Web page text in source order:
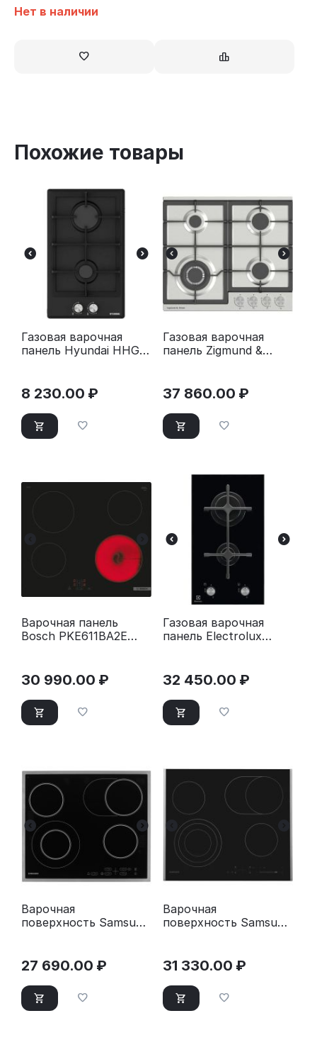
Нет в наличии
Похожие товары
Газовая варочная
панель Hyundai HHG
8 230.00 ₽
Газовая варочная
панель Zigmund &
37 860.00 ₽
Варочная панель
Bosch PKE611BA2E
30 990.00 ₽
Газовая варочная
панель Electrolux
32 450.00 ₽
Варочная
поверхность Samsung
27 690.00 ₽
Варочная
поверхность Samsung
31 330.00 ₽